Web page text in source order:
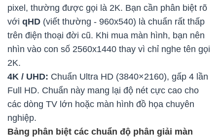
pixel, thường được gọi là 2K. Bạn cần phân biệt rõ
với qHD (viết thường - 960x540) là chuẩn rất thấp
trên điện thoại đời cũ. Khi mua màn hình, bạn nên
nhìn vào con số 2560x1440 thay vì chỉ nghe tên gọi
2K.
4K / UHD: Chuẩn Ultra HD (3840×2160), gấp 4 lần
Full HD. Chuẩn này mang lại độ nét cực cao cho
các dòng TV lớn hoặc màn hình đồ họa chuyên
nghiệp.
Bảng phân biệt các chuẩn độ phân giải màn